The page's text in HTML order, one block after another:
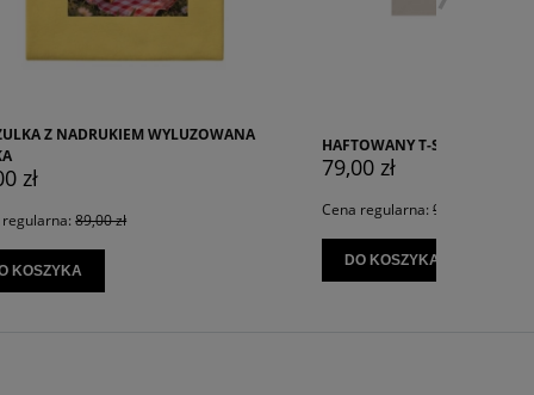
HAFTOWANY T-SHIRT SOKÓŁ W LOCIE